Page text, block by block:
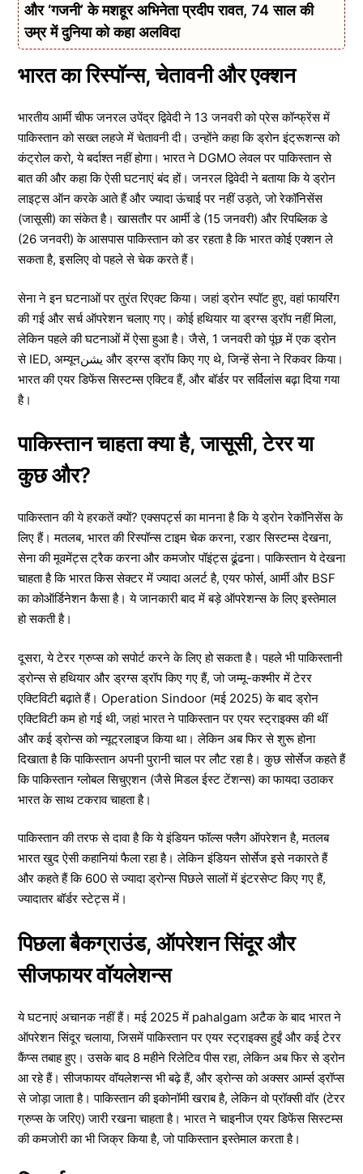
और ‘गजनी’ के मशहूर अभिनेता प्रदीप रावत, 74 साल की
उम्र में दुनिया को कहा अलविदा
भारत का रिस्पॉन्स, चेतावनी और एक्शन
भारतीय आर्मी चीफ जनरल उपेंद्र द्विवेदी ने 13 जनवरी को प्रेस कॉन्फ्रेंस में
पाकिस्तान को सख्त लहजे में चेतावनी दी। उन्होंने कहा कि ड्रोन इंट्रूशन्स को
कंट्रोल करो, ये बर्दाश्त नहीं होगा। भारत ने DGMO लेवल पर पाकिस्तान से
बात की और कहा कि ऐसी घटनाएं बंद हों। जनरल द्विवेदी ने बताया कि ये ड्रोन
लाइट्स ऑन करके आते हैं और ज्यादा ऊंचाई पर नहीं उड़ते, जो रेकॉनिसेंस
(जासूसी) का संकेत है। खासतौर पर आर्मी डे (15 जनवरी) और रिपब्लिक डे
(26 जनवरी) के आसपास पाकिस्तान को डर रहता है कि भारत कोई एक्शन ले
सकता है, इसलिए वो पहले से चेक करते हैं।
सेना ने इन घटनाओं पर तुरंत रिएक्ट किया। जहां ड्रोन स्पॉट हुए, वहां फायरिंग
की गई और सर्च ऑपरेशन चलाए गए। कोई हथियार या ड्रग्स ड्रॉप नहीं मिला,
लेकिन पहले की घटनाओं में ऐसा हुआ है। जैसे, 1 जनवरी को पूंछ में एक ड्रोन
से IED, अम्यूनیشن और ड्रग्स ड्रॉप किए गए थे, जिन्हें सेना ने रिकवर किया।
भारत की एयर डिफेंस सिस्टम्स एक्टिव हैं, और बॉर्डर पर सर्विलांस बढ़ा दिया गया
है।
पाकिस्तान चाहता क्या है, जासूसी, टेरर या
कुछ और?
पाकिस्तान की ये हरकतें क्यों? एक्सपर्ट्स का मानना है कि ये ड्रोन रेकॉनिसेंस के
लिए हैं। मतलब, भारत की रिस्पॉन्स टाइम चेक करना, रडार सिस्टम्स देखना,
सेना की मूवमेंट्स ट्रैक करना और कमजोर पॉइंट्स ढूंढना। पाकिस्तान ये देखना
चाहता है कि भारत किस सेक्टर में ज्यादा अलर्ट है, एयर फोर्स, आर्मी और BSF
का कोऑर्डिनेशन कैसा है। ये जानकारी बाद में बड़े ऑपरेशन्स के लिए इस्तेमाल
हो सकती है।
दूसरा, ये टेरर ग्रुप्स को सपोर्ट करने के लिए हो सकता है। पहले भी पाकिस्तानी
ड्रोन्स से हथियार और ड्रग्स ड्रॉप किए गए हैं, जो जम्मू-कश्मीर में टेरर
एक्टिविटी बढ़ाते हैं। Operation Sindoor (मई 2025) के बाद ड्रोन
एक्टिविटी कम हो गई थी, जहां भारत ने पाकिस्तान पर एयर स्ट्राइक्स की थीं
और कई ड्रोन्स को न्यूट्रलाइज किया था। लेकिन अब फिर से शुरू होना
दिखाता है कि पाकिस्तान अपनी पुरानी चाल पर लौट रहा है। कुछ सोर्सेज कहते हैं
कि पाकिस्तान ग्लोबल सिचुएशन (जैसे मिडल ईस्ट टेंशन्स) का फायदा उठाकर
भारत के साथ टकराव चाहता है।
पाकिस्तान की तरफ से दावा है कि ये इंडियन फॉल्स फ्लैग ऑपरेशन है, मतलब
भारत खुद ऐसी कहानियां फैला रहा है। लेकिन इंडियन सोर्सेज इसे नकारते हैं
और कहते हैं कि 600 से ज्यादा ड्रोन्स पिछले सालों में इंटरसेप्ट किए गए हैं,
ज्यादातर बॉर्डर स्टेट्स में।
पिछला बैकग्राउंड, ऑपरेशन सिंदूर और
सीजफायर वॉयलेशन्स
ये घटनाएं अचानक नहीं हैं। मई 2025 में pahalgam अटैक के बाद भारत ने
ऑपरेशन सिंदूर चलाया, जिसमें पाकिस्तान पर एयर स्ट्राइक्स हुईं और कई टेरर
कैंप्स तबाह हुए। उसके बाद 8 महीने रिलेटिव पीस रहा, लेकिन अब फिर से ड्रोन
आ रहे हैं। सीजफायर वॉयलेशन्स भी बढ़े हैं, और ड्रोन्स को अक्सर आर्म्स ड्रॉप्स
से जोड़ा जाता है। पाकिस्तान की इकोनॉमी खराब है, लेकिन वो प्रॉक्सी वॉर (टेरर
ग्रुप्स के जरिए) जारी रखना चाहता है। भारत ने चाइनीज एयर डिफेंस सिस्टम्स
की कमजोरी का भी जिक्र किया है, जो पाकिस्तान इस्तेमाल करता है।